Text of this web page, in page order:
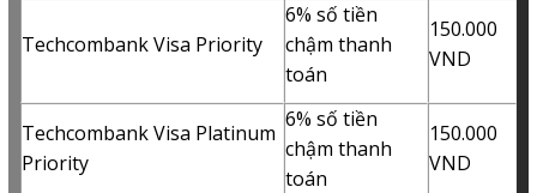
Techcombank Visa Priority
6% số tiền
chậm thanh
toán
150.000
VND
Techcombank Visa Platinum
Priority
6% số tiền
chậm thanh
toán
150.000
VND